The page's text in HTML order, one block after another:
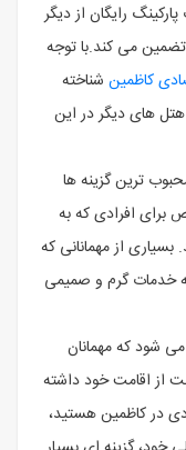
و امکانات پارکینگ رایگان از دیگر
می‌ کند.با توجه
کاظمین شناخته
‌های دیگر در این
‌ترین گزینه‌ ها
برای افرادی که به
از مهمانانی که
خدمات گرم و صمیمی
‌شود که مهمانان
از اقامت خود داشته
در کاظمین هستید،